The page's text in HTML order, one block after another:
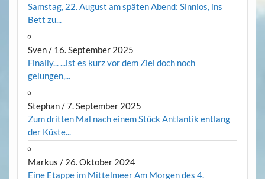
Samstag, 22. August am späten Abend: Sinnlos, ins
Bett zu...
Sven/ 16. September 2025
Finally... ...ist es kurz vor dem Ziel doch noch
gelungen,...
Stephan/7. September 2025
Zum dritten Mal nach einem Stück Antlantik entlang
der Küste...
Markus / 26. Oktober 2024
Eine Etappe im Mittelmeer Am Morgen des 4.